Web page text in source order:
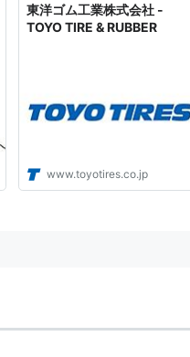
東洋ゴム工業株式会社 -
TOYO TIRE & RUBBER
www.toyotires.co.jp